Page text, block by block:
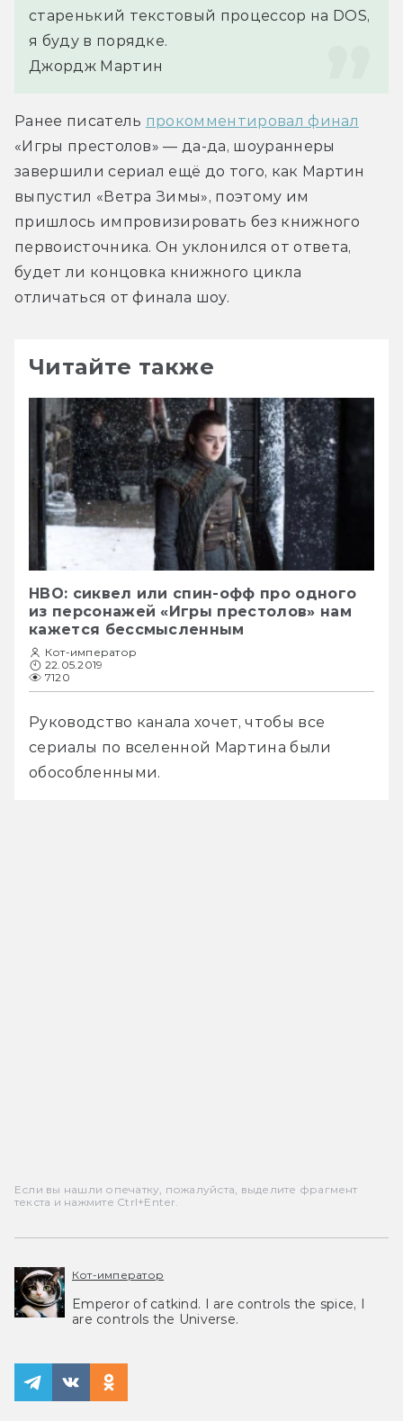
старенький текстовый процессор на DOS,
я буду в порядке.
Джордж Мартин
Ранее писатель прокомментировал финал
«Игры престолов» — да-да, шоураннеры
завершили сериал ещё до того, как Мартин
выпустил «Ветра Зимы», поэтому им
пришлось импровизировать без книжного
первоисточника. Он уклонился от ответа,
будет ли концовка книжного цикла
отличаться от финала шоу.
Читайте также
HBO: сиквел или спин-офф про одного
из персонажей «Игры престолов» нам
кажется бессмысленным
Кот-император
22.05.2019
7120
Руководство канала хочет, чтобы все
сериалы по вселенной Мартина были
обособленными.
Если вы нашли опечатку, пожалуйста, выделите фрагмент
текста и нажмите Ctrl+Enter.
Кот-император
Emperor of catkind. I are controls the spice, I
are controls the Universe.